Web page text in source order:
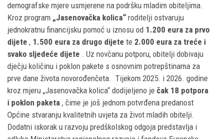
demografske mjere usmjerene na podršku mladim obiteljima.
Kroz program „Jasenovačka kolica“ roditelji ostvaruju
jednokratnu financijsku pomoć u iznosu od 1.200 eura za prvo
dijete , 1.500 eura za drugo dijete te 2.000 eura za treće i
svako sljedeće dijete . Uz novčanu potporu, obitelji dobivaju
dječju količinu i poklon pakete s osnovnim potrepštinama za
prve dane života novorođenčeta. Tijekom 2025. i 2026. godine
kroz mjeru „Jasenovačka kolica“ dodijeljeno je čak 18 potpora
i poklon paketa , čime je još jednom potvrđena predanost
Općine stvaranju kvalitetnih uvjeta za život mladih obitelji.
Dodatni iskorak u razvoju predškolskog odgoja predstavlja i